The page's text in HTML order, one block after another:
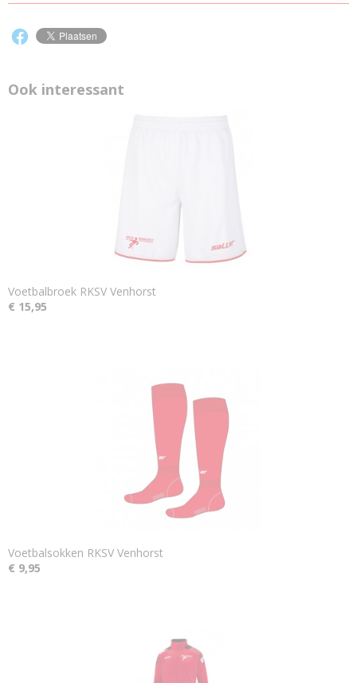
Ook interessant
Voetbalbroek RKSV Venhorst
€ 15,95
Voetbalsokken RKSV Venhorst
€ 9,95